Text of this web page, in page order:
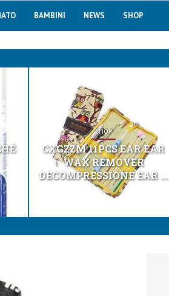
BAMBINI NEWS SHOP
SHOP
CXGZZM 11PCS EAR EAR
WAX REMOVER
DECOMPRESSIONE EAR ...